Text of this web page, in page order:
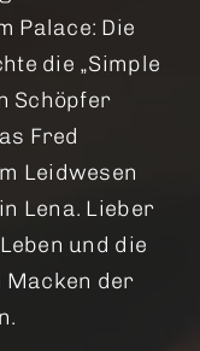
Palace: Die
die „Simple
Schöpfer
Fred
Leidwesen
Lena. Lieber
und die
Macken der